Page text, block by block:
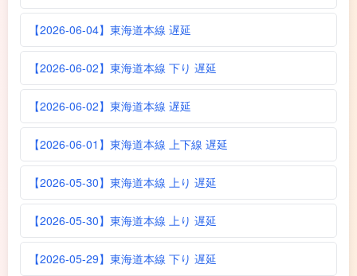
【2026-06-04】東海道本線 遅延
【2026-06-02】東海道本線 下り 遅延
【2026-06-02】東海道本線 遅延
【2026-06-01】東海道本線 上下線 遅延
【2026-05-30】東海道本線 上り 遅延
【2026-05-30】東海道本線 上り 遅延
【2026-05-29】東海道本線 下り 遅延